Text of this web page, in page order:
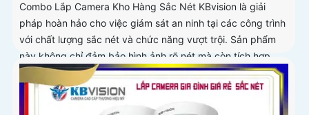
Combo Lắp Camera Kho Hàng Sắc Nét KBvision là giải
pháp hoàn hảo cho việc giám sát an ninh tại các công trình
với chất lượng sắc nét và chức năng vượt trội. Sản phẩm
này không chỉ đảm bảo hình ảnh rõ nét mà còn tích hợp
chức năng thu âm tiên nghi, hỗ trợ việc giám sát một cách
toàn diện và chính xác hơn